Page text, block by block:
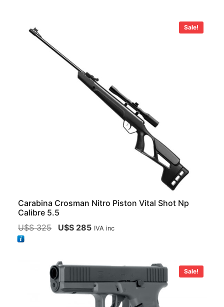
Sale!
Carabina Crosman Nitro Piston Vital Shot Np
Calibre 5.5
U$S325 U$S 285 IVA inc
Sale!